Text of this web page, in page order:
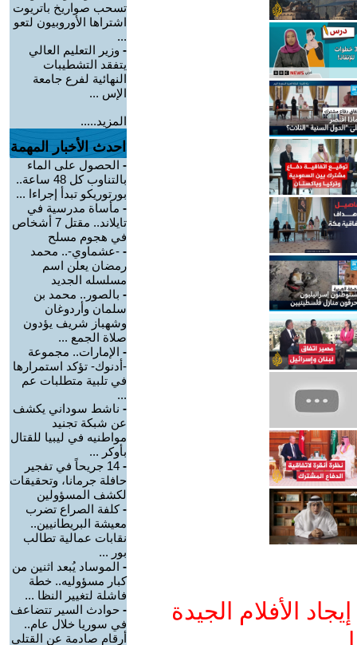
الأفلام الجيدة
تسحب صواريخ باتريوت
اشتراها الأوروبيون لتعو
...
- وزير التعليم العالي
يتفقد التشطيبات
النهائية لفرع جامعة
الإس ...
المزيد.....
احدث الأخبار المهمة
- الحصول على الماء
بالتناوب كل 48 ساعة..
بورتوريكو تبدأ إجراءا ...
- مأساة مدرسية في
تايلاند.. مقتل 7 أشخاص
في هجوم مسلح
- -عشماوي-.. محمد
رمضان يعلن اسم
مسلسله الجديد
- بالصور.. محمد بن
سلمان وأردوغان
وشهباز شريف يؤدون
صلاة الجمع ...
- الإمارات.. مجموعة
-أدنوك- تؤكد استمرارها
في تلبية متطلبات عم
...
- ناشط سوداني يكشف
عن شبكة تجنيد
مواطنيه في ليبيا للقتال
بأوكر ...
-
14 جريحاً في تفجير
حافلة جرمانا، وتحقيقات
لكشف المسؤولين
-كلفة الصراع تضرب
معيشة البريطانيين..
نقابات عمالية تطالب
بور ...
- الموساد يُبعد اثنين من
كبار مسؤوليه.. خطة
فاشلة لتغيير النظا ...
- حوادث السير تتضاعف
في سوريا خلال عام..
أرقام صادمة عن القتلى